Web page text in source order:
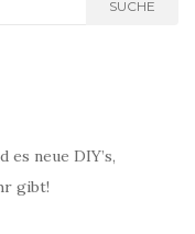
SUCHE
neue DIY’s,
gibt!